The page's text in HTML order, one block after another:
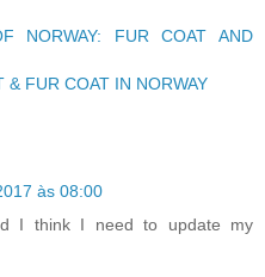
NORWAY: FUR COAT AND
& FUR COAT IN NORWAY
às 08:00
I think I need to update my